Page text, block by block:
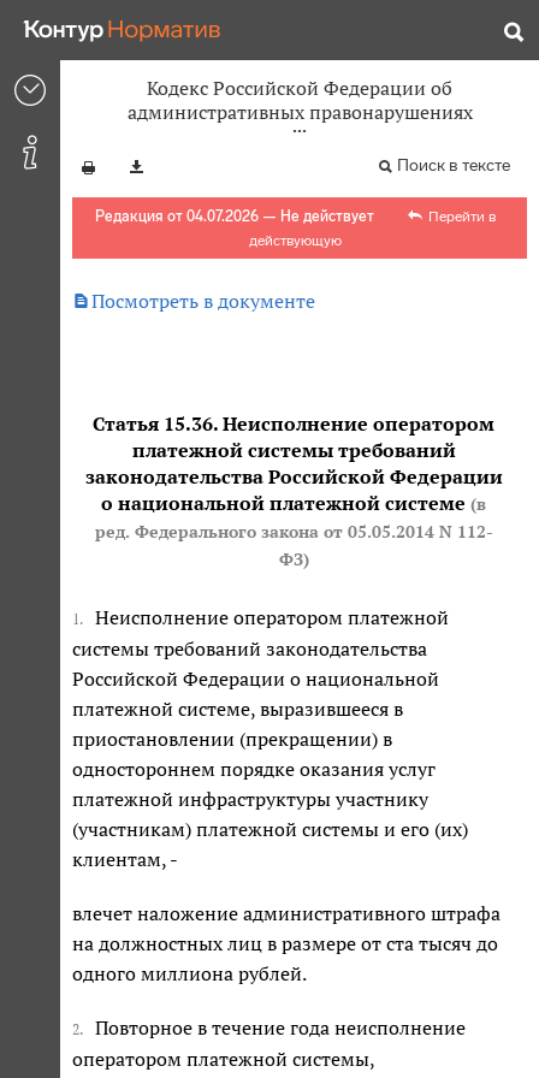
Кодекс Российской Федерации об
административных правонарушениях
Поиск в тексте
Редакция от 04.07.2026 — Не действует
Перейти в
действующую
Посмотреть в документе
Статья 15.36. Неисполнение оператором
платежной системы требований
законодательства Российской Федерации
о национальной платежной системе (в
ред. Федерального закона от 05.05.2014 N 112-
ФЗ)
1.
Неисполнение оператором платежной
системы требований законодательства
Российской Федерации о национальной
платежной системе, выразившееся в
приостановлении (прекращении) в
одностороннем порядке оказания услуг
платежной инфраструктуры участнику
(участникам) платежной системы и его (их)
клиентам, -
влечет наложение административного штрафа
на должностных лиц в размере от ста тысяч до
одного миллиона рублей.
2.
Повторное в течение года неисполнение
оператором платежной системы,